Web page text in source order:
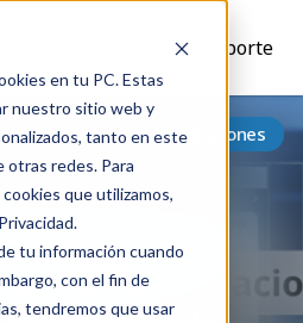
en tu PC. Estas
nuestro sitio web y
tanto en este
otras redes. Para
que utilizamos,
tu información cuando
con el fin de
tendremos que usar
Soporte
Integraciones
al
con la